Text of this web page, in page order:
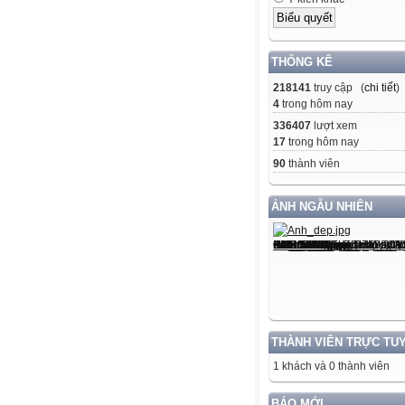
THỐNG KÊ
218141 truy cập (chi tiết)
4 trong hôm nay
336407 lượt xem
17 trong hôm nay
90 thành viên
ẢNH NGẪU NHIÊN
THÀNH VIÊN TRỰC
1 khách và 0 thành viên